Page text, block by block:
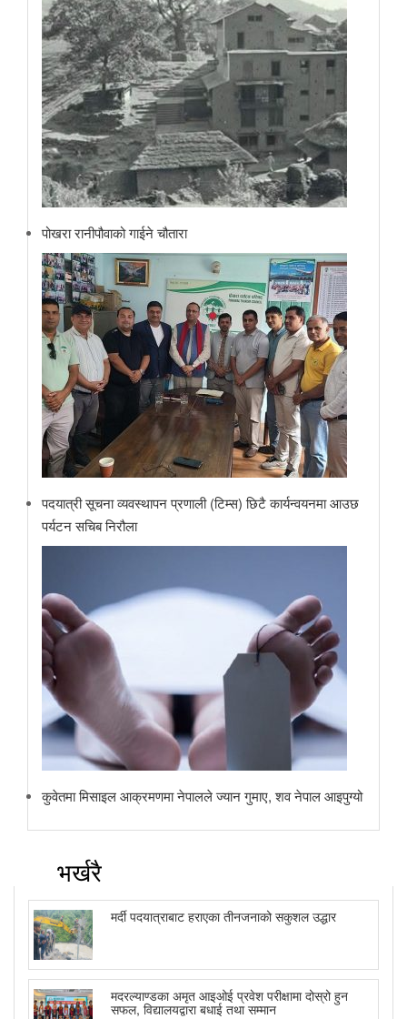
पोखरा रानीपौवाको गाईने चौतारा
पदयात्री सूचना व्यवस्थापन प्रणाली (टिम्स) छिटै कार्यन्वयनमा आउछ
पर्यटन सचिब निरौला
कुवेतमा मिसाइल आक्रमणमा नेपालले ज्यान गुमाए, शव नेपाल आइपुग्यो
भर्खरै
मर्दी पदयात्राबाट हराएका तीनजनाको सकुशल उद्धार
मदरल्याण्डका अमृत आइओई प्रवेश परीक्षामा दोस्रो हुन
सफल, विद्यालयद्वारा बधाई तथा सम्मान